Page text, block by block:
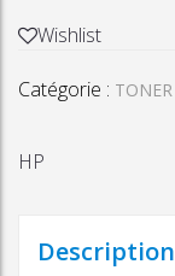
HP
NOIR/201A
PRO
277N
Wishlist
Catégorie : TONER
HP
Description